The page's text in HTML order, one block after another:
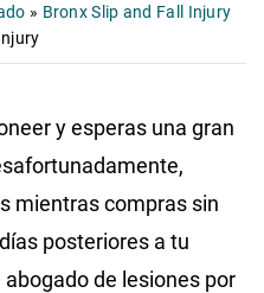
» Bronx Slip and Fall Injury
y esperas una gran
mientras compras sin
posteriores a tu
de lesiones por